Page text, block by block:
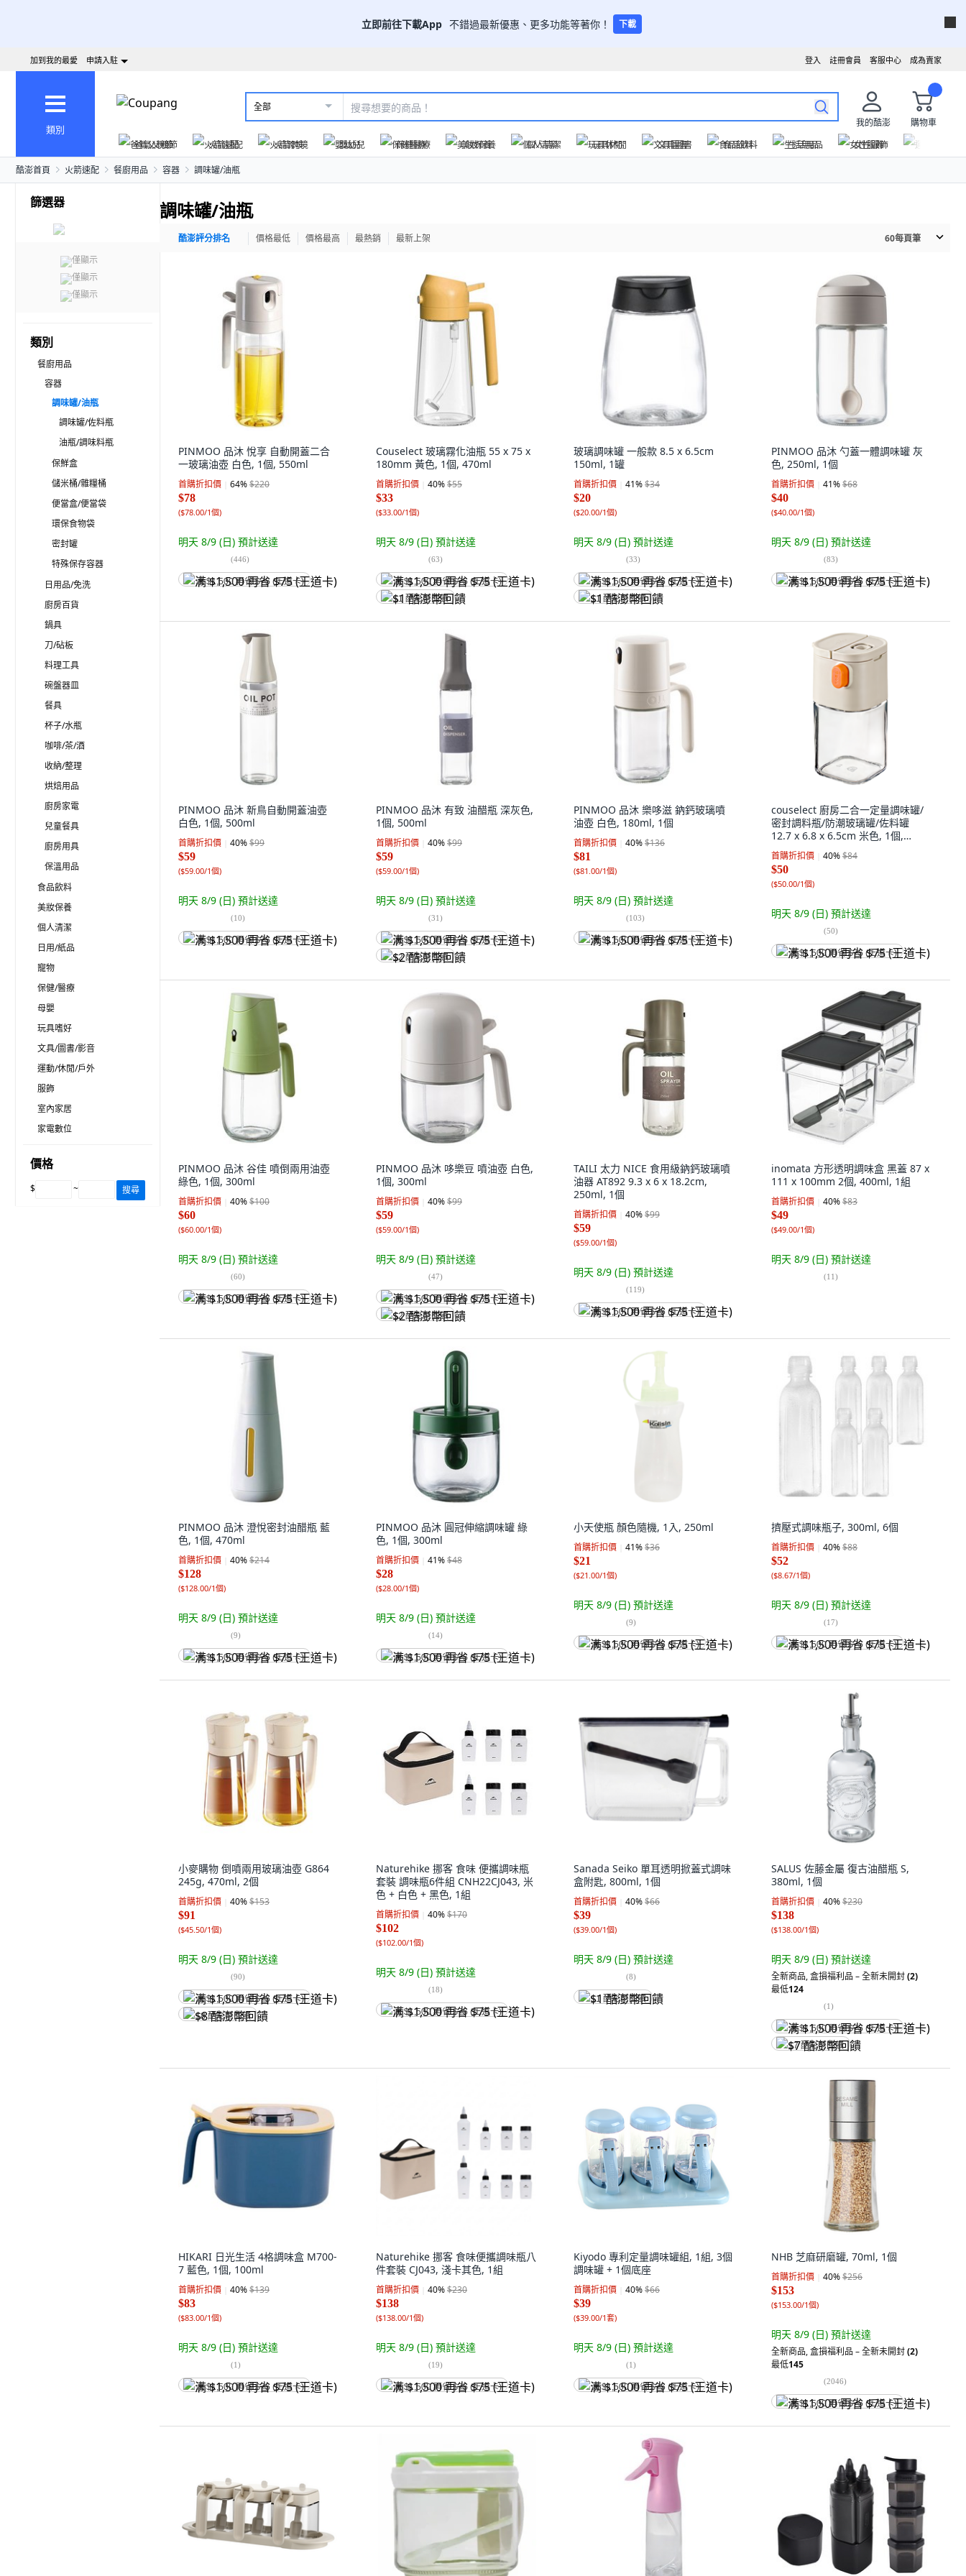
立即前往下載App 不錯過最新優惠、更多功能等著你！ 下載
成為賣家
客服中心
註冊會員
登入
加到我的最愛 申請入駐
類別
全部
我的酷澎
購物車
爸氣父親節
火箭速配 火箭跨境 嬰幼兒 保健醫療 美妝保養 個人清潔 玩具休閒 文具圖書 食品飲料 生活用品 女性服飾
酷澎首頁 火箭速配 餐廚用品 容器 調味罐/油瓶
篩選器
僅顯示
僅顯示
僅顯示
類別
餐廚用品
容器
調味罐/油瓶
調味罐/佐料瓶
油瓶/調味料瓶
保鮮盒
儲米桶/雜糧桶
便當盒/便當袋
環保食物袋
密封罐
特殊保存容器
日用品/免洗
廚房百貨
鍋具
刀/砧板
料理工具
碗盤器皿
餐具
杯子/水瓶
咖啡/茶/酒
收納/整理
烘焙用品
廚房家電
兒童餐具
廚房用具
保溫用品
食品飲料
美妝保養
個人清潔
日用/紙品
寵物
保健/醫療
母嬰
玩具嗜好
文具/圖書/影音
運動/休閒/戶外
服飾
室內家居
家電數位
價格
$ ~ 搜尋
調味罐/油瓶
酷澎評分排名 價格最低 價格最高 最熱銷 最新上架 60每頁筆
PINMOO 品沐 悅享 自動開蓋二合
一玻璃油壺 白色, 1個, 550ml
首購折扣價 64%$220
$78
($78.00/1個)
明天 8/9 (日) 預計送達
(446)
满 $1,500 再省 $75 (王道卡)
Couselect 玻璃霧化油瓶 55 x 75 x
180mm 黃色, 1個, 470ml
首購折扣價 40%$55
$33
($33.00/1個)
明天 8/9 (日) 預計送達
(63)
满 $1,500 再省 $75 (王道卡)
$1 酷澎幣回饋
玻璃調味罐 一般款 8.5 x 6.5cm
150ml, 1罐
首購折扣價 41%$34
$20
($20.00/1個)
明天 8/9 (日) 預計送達
(33)
满 $1,500 再省 $75 (王道卡)
$1 酷澎幣回饋
PINMOO 品沐 勺蓋一體調味罐 灰
色, 250ml, 1個
首購折扣價 41%$68
$40
($40.00/1個)
明天 8/9 (日) 預計送達
(83)
满 $1,500 再省 $75 (王道卡)
PINMOO 品沐 新鳥自動開蓋油壺
白色, 1個, 500ml
首購折扣價 40%$99
$59
($59.00/1個)
明天 8/9 (日) 預計送達
(10)
满 $1,500 再省 $75 (王道卡)
PINMOO 品沐 有致 油醋瓶 深灰色,
1個, 500ml
首購折扣價 40%$99
$59
($59.00/1個)
明天 8/9 (日) 預計送達
(31)
满 $1,500 再省 $75 (王道卡)
$2 酷澎幣回饋
PINMOO 品沐 樂哆滋 鈉鈣玻璃噴
油壺 白色, 180ml, 1個
首購折扣價 40%$136
$81
($81.00/1個)
明天 8/9 (日) 預計送達
(103)
满 $1,500 再省 $75 (王道卡)
couselect 廚房二合一定量調味罐/
密封調料瓶/防潮玻璃罐/佐料罐
12.7 x 6.8 x 6.5cm 米色, 1個,
180ml
首購折扣價 40%$84
$50
($50.00/1個)
明天 8/9 (日) 預計送達
(50)
满 $1,500 再省 $75 (王道卡)
PINMOO 品沐 谷佳 噴倒兩用油壺
綠色, 1個, 300ml
首購折扣價 40%$100
$60
($60.00/1個)
明天 8/9 (日) 預計送達
(60)
满 $1,500 再省 $75 (王道卡)
PINMOO 品沐 哆樂豆 噴油壺 白色,
1個, 300ml
首購折扣價 40%$99
$59
($59.00/1個)
明天 8/9 (日) 預計送達
(47)
满 $1,500 再省 $75 (王道卡)
$2 酷澎幣回饋
TAILI 太力 NICE 食用級鈉鈣玻璃噴
油器 AT892 9.3 x 6 x 18.2cm,
250ml, 1個
首購折扣價 40%$99
$59
($59.00/1個)
明天 8/9 (日) 預計送達
(119)
满 $1,500 再省 $75 (王道卡)
inomata 方形透明調味盒 黑蓋 87 x
111 x 100mm 2個, 400ml, 1組
首購折扣價 40%$83
$49
($49.00/1個)
明天 8/9 (日) 預計送達
(11)
PINMOO 品沐 澄悅密封油醋瓶 藍
色, 1個, 470ml
首購折扣價 40%$214
$128
($128.00/1個)
明天 8/9 (日) 預計送達
(9)
满 $1,500 再省 $75 (王道卡)
PINMOO 品沐 圓冠伸縮調味罐 綠
色, 1個, 300ml
首購折扣價 41%$48
$28
($28.00/1個)
明天 8/9 (日) 預計送達
(14)
满 $1,500 再省 $75 (王道卡)
小天使瓶 顏色隨機, 1入, 250ml
首購折扣價 41%$36
$21
($21.00/1個)
明天 8/9 (日) 預計送達
(9)
满 $1,500 再省 $75 (王道卡)
擠壓式調味瓶子, 300ml, 6個
首購折扣價 40%$88
$52
($8.67/1個)
明天 8/9 (日) 預計送達
(17)
满 $1,500 再省 $75 (王道卡)
小麥購物 倒噴兩用玻璃油壺 G864
245g, 470ml, 2個
首購折扣價 40%$153
$91
($45.50/1個)
明天 8/9 (日) 預計送達
(90)
满 $1,500 再省 $75 (王道卡)
$8 酷澎幣回饋
Naturehike 挪客 食味 便攜調味瓶
套裝 調味瓶6件組 CNH22CJ043, 米
色 + 白色 + 黑色, 1組
首購折扣價 40%$170
$102
($102.00/1個)
明天 8/9 (日) 預計送達
(18)
满 $1,500 再省 $75 (王道卡)
Sanada Seiko 單耳透明掀蓋式調味
盒附匙, 800ml, 1個
首購折扣價 40%$66
$39
($39.00/1個)
明天 8/9 (日) 預計送達
(8)
$1 酷澎幣回饋
SALUS 佐藤金屬 復古油醋瓶 S,
380ml, 1個
首購折扣價 40%$230
$138
($138.00/1個)
明天 8/9 (日) 預計送達
全新商品,盒損福利品 – 全新未開封(2)
最低124
(1)
满 $1,500 再省 $75 (王道卡)
$7 酷澎幣回饋
HIKARI 日光生活 4格調味盒 M700-
7 藍色, 1個, 100ml
首購折扣價 40%$139
$83
($83.00/1個)
明天 8/9 (日) 預計送達
(1)
满 $1,500 再省 $75 (王道卡)
Naturehike 挪客 食味便攜調味瓶八
件套裝 CJ043, 淺卡其色, 1組
首購折扣價 40%$230
$138
($138.00/1個)
明天 8/9 (日) 預計送達
(19)
满 $1,500 再省 $75 (王道卡)
Kiyodo 專利定量調味罐組, 1組, 3個
調味罐 + 1個底座
首購折扣價 40%$66
$39
($39.00/1套)
明天 8/9 (日) 預計送達
(1)
满 $1,500 再省 $75 (王道卡)
NHB 芝麻研磨罐, 70ml, 1個
首購折扣價 40%$256
$153
($153.00/1個)
明天 8/9 (日) 預計送達
全新商品,盒損福利品 – 全新未開封(2)
最低145
(2046)
满 $1,500 再省 $75 (王道卡)